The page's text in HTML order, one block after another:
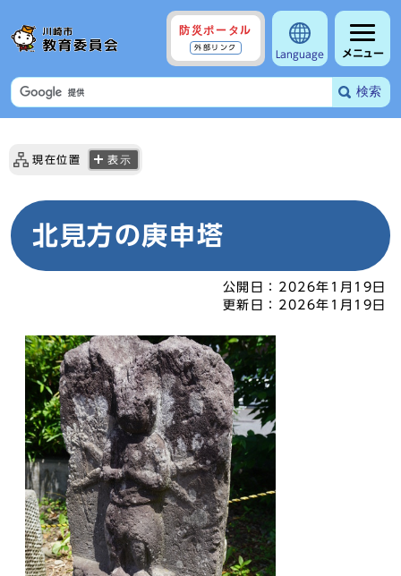
防災ポータル
外部リンク
Language メニュー
検索
現在位置 表示
北見方の庚申塔
公開日： 2026年1月19日
更新日： 2026年1月19日